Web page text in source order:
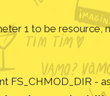
1 to be resource,
FS_CHMOD_DIR -